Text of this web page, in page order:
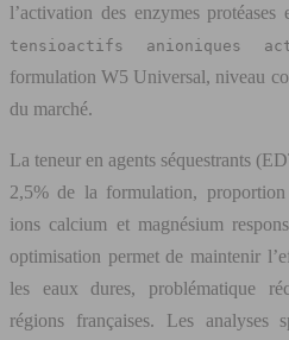
l’activation des enzymes
tensioactifs anioniques
formulation W5 Universal, niveau
du marché.
La teneur en agents séquestrants
2,5% de la formulation,
ions calcium et magnésium
optimisation permet de maintenir
les eaux dures, problématique
régions françaises. Les analyses